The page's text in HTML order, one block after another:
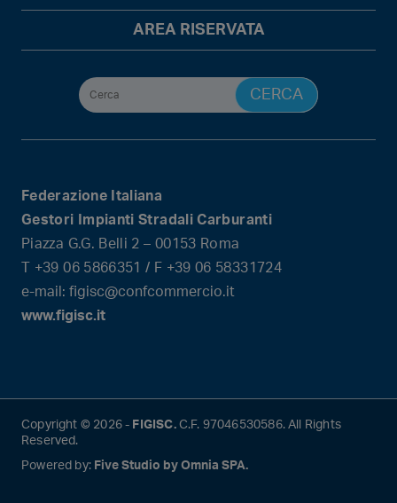
Federazione Italiana
Gestori Impianti Stradali Carburanti
Piazza G.G. Belli 2 – 00153 Roma
T +39 06 5866351 / F +39 06 58331724
e-mail: figisc@confcommercio.it
www.figisc.it
AREA RISERVATA
Copyright © 2026 - FIGISC.C.F. 97046530586. All Rights
Reserved.
Powered by: Five Studio by Omnia SPA.